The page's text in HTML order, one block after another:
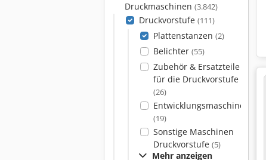
Druckmaschinen (3.842)
Druckvorstufe (111)
Plattenstanzen (2)
Belichter (55)
Zubehör & Ersatzteile
für die Druckvorstufe
(26)
Entwicklungsmaschinen
(19)
Sonstige Maschinen
Druckvorstufe (5)
Mehr anzeigen